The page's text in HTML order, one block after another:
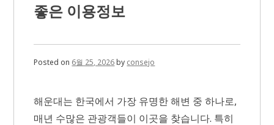
좋은 이용정보
Posted on 6월 25, 2026by consejo
해운대는 한국에서 가장 유명한 해변 중 하나로,
매년 수많은 관광객들이 이곳을 찾습니다. 특히